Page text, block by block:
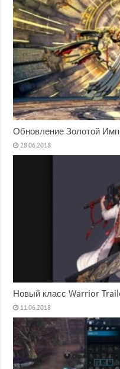
Обновление Золотой
28.06.2018
Новый класс Warrior
11.06.2018